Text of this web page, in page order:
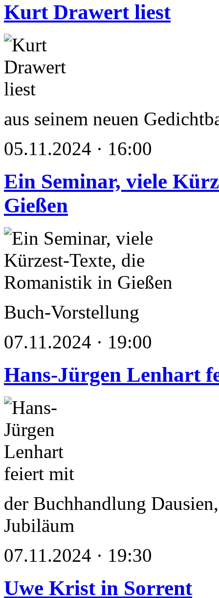
Kurt Drawert liest
aus seinem neuen
05.11.2024 · 16:00
Ein Seminar, viele
Gießen
Buch-Vorstellung
07.11.2024 · 19:00
Hans-Jürgen Lenhart
der Buchhandlung
Jubiläum
07.11.2024 · 19:30
Uwe Krist in Sorrent